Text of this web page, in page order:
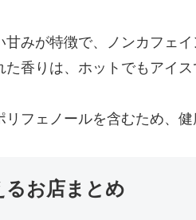
みが特徴で、ノンカフェイ
香りは、ホットでもアイス
フェノールを含むため、健
るお店まとめ